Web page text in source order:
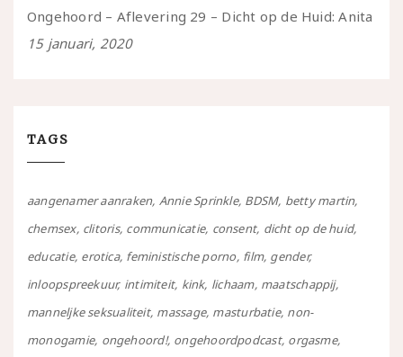
Ongehoord – Aflevering 29 – Dicht op de Huid: Anita
15 januari, 2020
TAGS
aangenamer aanraken Annie Sprinkle BDSM betty martin
chemsex clitoris communicatie consent dicht op de huid
educatie erotica feministische porno film gender
inloopspreekuur intimiteit kink lichaam maatschappij
manneljke seksualiteit massage masturbatie non-
monogamie ongehoord! ongehoordpodcast orgasme